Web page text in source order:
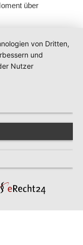
über
von Dritten,
und
Nutzer